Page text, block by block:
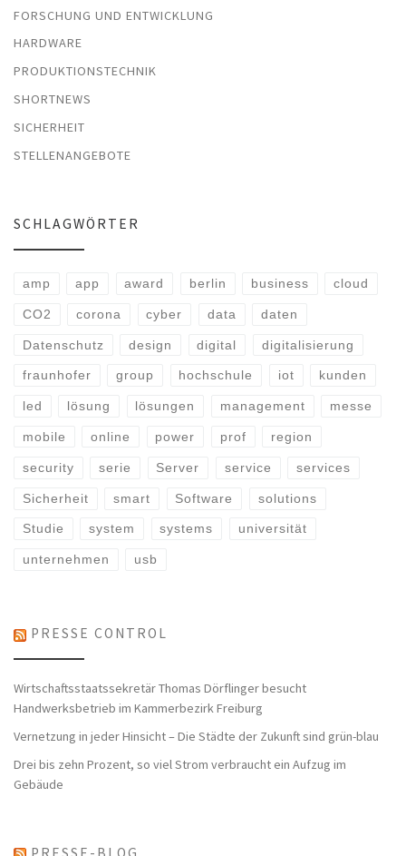
FORSCHUNG UND ENTWICKLUNG
HARDWARE
PRODUKTIONSTECHNIK
SHORTNEWS
SICHERHEIT
STELLENANGEBOTE
SCHLAGWÖRTER
amp app award berlin business cloud
CO2 corona cyber data daten
Datenschutz design digital digitalisierung
fraunhofer group hochschule iot kunden
led lösung lösungen management messe
mobile online power prof region
security serie Server service services
Sicherheit smart Software solutions
Studie system systems universität
unternehmen usb
PRESSE CONTROL
Wirtschaftsstaatssekretär Thomas Dörflinger besucht
Handwerksbetrieb im Kammerbezirk Freiburg
Vernetzung in jeder Hinsicht – Die Städte der Zukunft sind grün-blau
Drei bis zehn Prozent, so viel Strom verbraucht ein Aufzug im
Gebäude